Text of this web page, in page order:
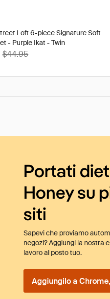
Loft 6-piece Signature Soft
- Purple Ikat - Twin
$44.95
Portati
Honey su
siti
Sapevi che proviamo
negozi? Aggiungi la nostra
lavoro al posto tuo.
Aggiungilo a